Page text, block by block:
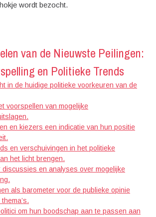
wordt bezocht.
van de Nieuwste Peilingen:
en Politieke Trends
in de huidige politieke voorkeuren van de
voorspellen van mogelijke
en kiezers een indicatie van hun positie
en verschuivingen in het politieke
het licht brengen.
discussies en analyses over mogelijke
als barometer voor de publieke opinie
om hun boodschap aan te passen aan